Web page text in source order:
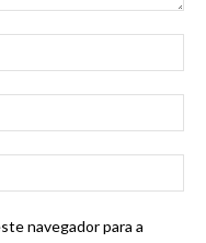
navegador para a